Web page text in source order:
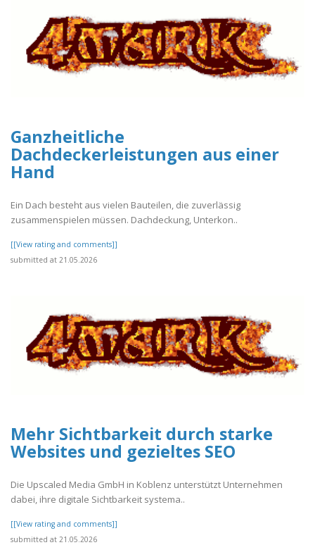
Ganzheitliche
Dachdeckerleistungen aus einer
Hand
Ein Dach besteht aus vielen Bauteilen, die zuverlässig
zusammenspielen müssen. Dachdeckung, Unterkon..
[[View rating and comments]]
submitted at 21.05.2026
Mehr Sichtbarkeit durch starke
Websites und gezieltes SEO
Die Upscaled Media GmbH in Koblenz unterstützt Unternehmen
dabei, ihre digitale Sichtbarkeit systema..
[[View rating and comments]]
submitted at 21.05.2026